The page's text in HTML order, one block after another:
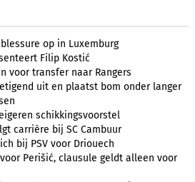
op in Luxemburg
Filip Kostić
voor transfer naar Rangers
uit en plaatst bom onder langer
schikkingsvoorstel
carrière bij SC Cambuur
bij PSV voor Driouech
Perišić, clausule geldt alleen voor